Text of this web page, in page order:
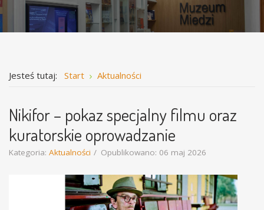
Jesteś tutaj: Start Aktualności
Nikifor – pokaz specjalny filmu oraz
kuratorskie oprowadzanie
Kategoria: Aktualności Opublikowano: 06 maj 2026